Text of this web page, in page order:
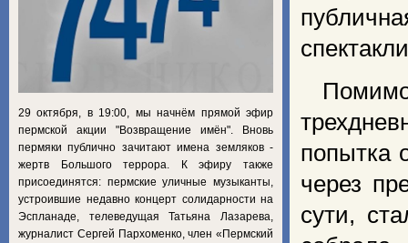
попытка
через
сути,
29 октября, в 19:00, мы начнём прямой эфир
пермской акции "Возвращение имён". Вновь
пермяки публично зачитают имена земляков -
жертв Большого террора. К эфиру также
присоединятся: пермские уличные музыканты,
устроившие недавно концерт солидарности на
Эспланаде, телеведущая Татьяна Лазарева,
журналист Сергей Пархоменко, член «Пермский